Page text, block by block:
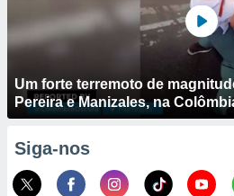
Um forte terremoto de
Pereira e Manizales, na
Siga-nos